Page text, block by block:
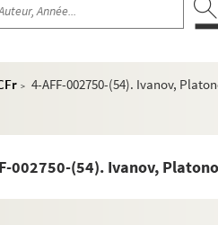
> 4-AFF-002750-(54). Ivanov,
002750-(54). Ivanov,
4-AFF-002750-(31). Le dîner
4-AFF-002750-(36). Exécuteur 14